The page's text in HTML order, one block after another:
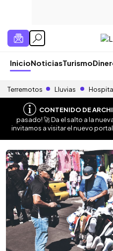
InicioNoticiasTurismo
Terremotos Lluvias
CONTENIDO DE
pasado! 🚀 Da el salto a la
invitamos a visitar el nuevo